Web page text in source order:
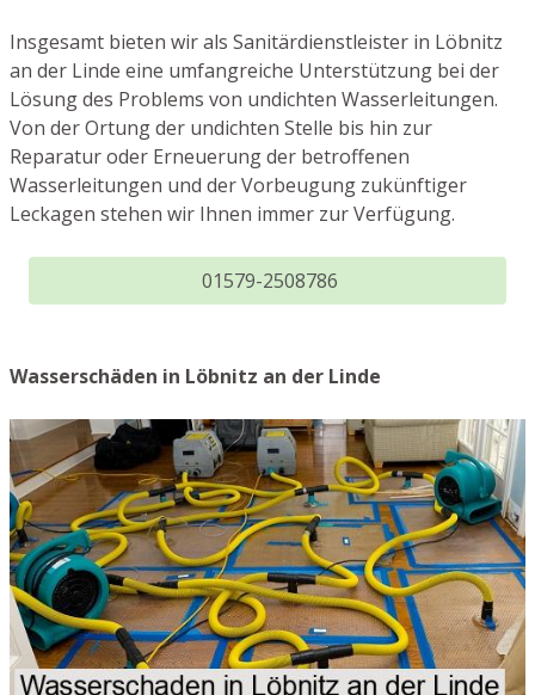
Insgesamt bieten wir als Sanitärdienstleister in Löbnitz
an der Linde eine umfangreiche Unterstützung bei der
Lösung des Problems von undichten Wasserleitungen.
Von der Ortung der undichten Stelle bis hin zur
Reparatur oder Erneuerung der betroffenen
Wasserleitungen und der Vorbeugung zukünftiger
Leckagen stehen wir Ihnen immer zur Verfügung.
01579-2508786
Wasserschäden in Löbnitz an der Linde